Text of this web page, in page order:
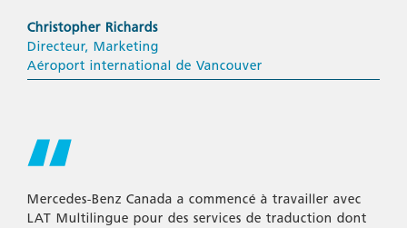
Christopher Richards
Directeur, Marketing
Aéroport international de Vancouver
Mercedes-Benz Canada a commencé à travailler avec
LAT Multilingue pour des services de traduction dont